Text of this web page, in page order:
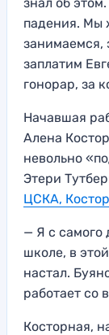
падения. Мы
занимаемся,
заплатим
гонорар, за
Начавшая
Алена
невольно
Этери
ЦСКА,
— Я с самого
школе, в
настал.
работает со
Косторная,